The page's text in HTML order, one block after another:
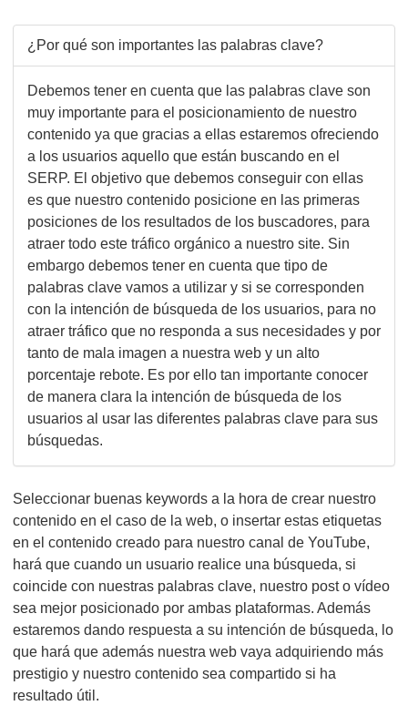
¿Por qué son importantes las palabras clave?
Debemos tener en cuenta que las palabras clave son
muy importante para el posicionamiento de nuestro
contenido ya que gracias a ellas estaremos ofreciendo
a los usuarios aquello que están buscando en el
SERP. El objetivo que debemos conseguir con ellas
es que nuestro contenido posicione en las primeras
posiciones de los resultados de los buscadores, para
atraer todo este tráfico orgánico a nuestro site. Sin
embargo debemos tener en cuenta que tipo de
palabras clave vamos a utilizar y si se corresponden
con la intención de búsqueda de los usuarios, para no
atraer tráfico que no responda a sus necesidades y por
tanto de mala imagen a nuestra web y un alto
porcentaje rebote. Es por ello tan importante conocer
de manera clara la intención de búsqueda de los
usuarios al usar las diferentes palabras clave para sus
búsquedas.
Seleccionar buenas keywords a la hora de crear nuestro
contenido en el caso de la web, o insertar estas etiquetas
en el contenido creado para nuestro canal de YouTube,
hará que cuando un usuario realice una búsqueda, si
coincide con nuestras palabras clave, nuestro post o vídeo
sea mejor posicionado por ambas plataformas. Además
estaremos dando respuesta a su intención de búsqueda, lo
que hará que además nuestra web vaya adquiriendo más
prestigio y nuestro contenido sea compartido si ha
resultado útil.